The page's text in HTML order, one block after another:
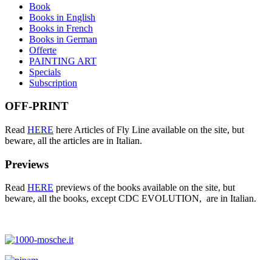
Book
Books in English
Books in French
Books in German
Offerte
PAINTING ART
Specials
Subscription
OFF-PRINT
Read HERE here Articles of Fly Line available on the site, but
beware, all the articles are in Italian.
Previews
Read HERE previews of the books available on the site, but
beware, all the books, except CDC EVOLUTION, are in Italian.